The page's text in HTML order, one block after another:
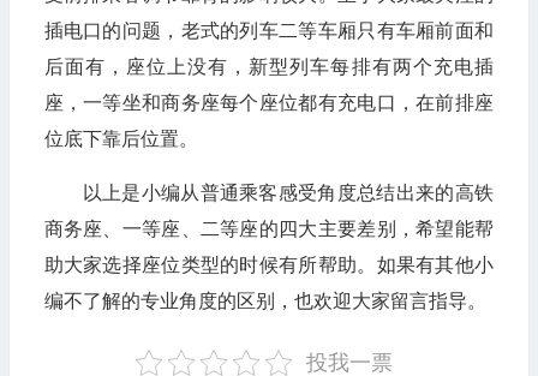
插电口的问题，老式的列车二等车厢只有车厢前面和
后面有，座位上没有，新型列车每排有两个充电插
座，一等坐和商务座每个座位都有充电口，在前排座
位底下靠后位置。
以上是小编从普通乘客感受角度总结出来的高铁
商务座、一等座、二等座的四大主要差别，希望能帮
助大家选择座位类型的时候有所帮助。如果有其他小
编不了解的专业角度的区别，也欢迎大家留言指导。
投我一票